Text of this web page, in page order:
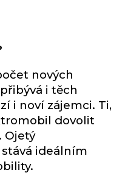
nových
i těch
i noví zájemci. Ti,
dovolit
Ojetý
ideálním